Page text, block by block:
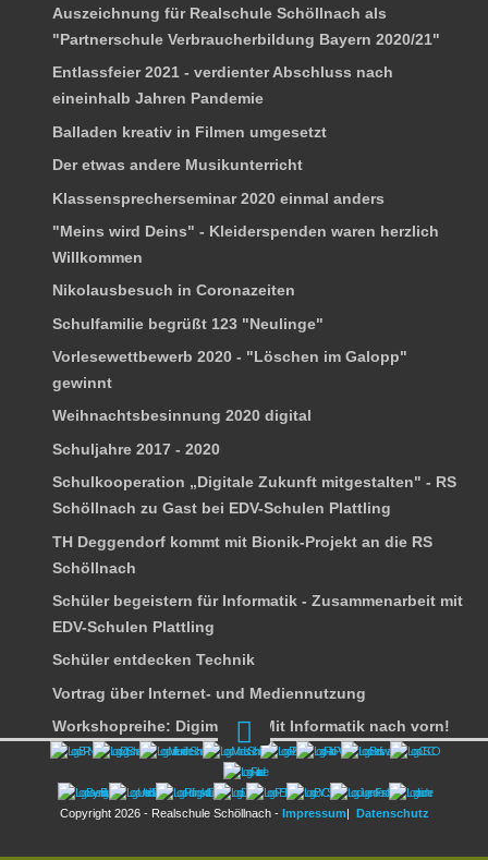
Copyright 2026 - Realschule Schöllnach - Impressum| Datenschutz
Auszeichnung für Realschule Schöllnach als
"Partnerschule Verbraucherbildung Bayern 2020/21"
Entlassfeier 2021 - verdienter Abschluss nach
eineinhalb Jahren Pandemie
Balladen kreativ in Filmen umgesetzt
Der etwas andere Musikunterricht
Klassensprecherseminar 2020 einmal anders
"Meins wird Deins" - Kleiderspenden waren herzlich
Willkommen
Nikolausbesuch in Coronazeiten
Schulfamilie begrüßt 123 "Neulinge"
Vorlesewettbewerb 2020 - "Löschen im Galopp"
gewinnt
Weihnachtsbesinnung 2020 digital
Schuljahre 2017 - 2020
Schulkooperation „Digitale Zukunft mitgestalten" - RS
Schöllnach zu Gast bei EDV-Schulen Plattling
TH Deggendorf kommt mit Bionik-Projekt an die RS
Schöllnach
Schüler begeistern für Informatik - Zusammenarbeit mit
EDV-Schulen Plattling
Schüler entdecken Technik
Vortrag über Internet- und Mediennutzung
Workshopreihe: Digimania+ Mit Informatik nach vorn!
Chronik
Unterricht und Wahlfächer
Nachmittagsunterricht